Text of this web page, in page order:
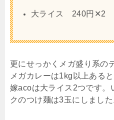
大ライス 240円✕2
更にせっかくメガ盛り系の
メガカレーは1kg以上ある
嫁acoは大ライス2つです。
クのつけ麺は3玉にしました